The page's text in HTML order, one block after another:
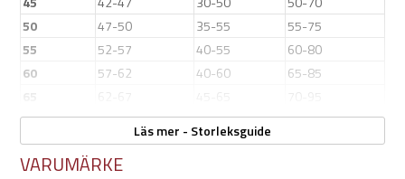
Egenskaper:
Tillverkad i 100% återvunnet material
Vattenpelare över 10 000 mm
Justerbar midja, bröst, hals och rygglängd
Bekväm passform
Extremt lätt
Hurtta ECO Mudventure Dog Coat
50
47-50 35-55
55-75
55
52-57 40-55
60-80
60
57-62 40-60
65-85
Läs mer - Storleksguide
VARUMÄRKE